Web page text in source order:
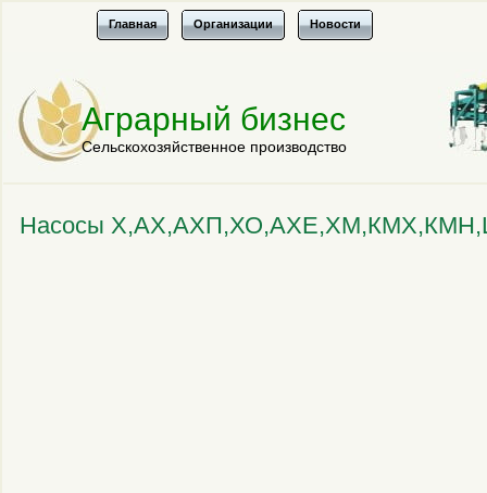
Главная Организации Новости
Аграрный бизнес
Сельскохозяйственное производство
Насосы